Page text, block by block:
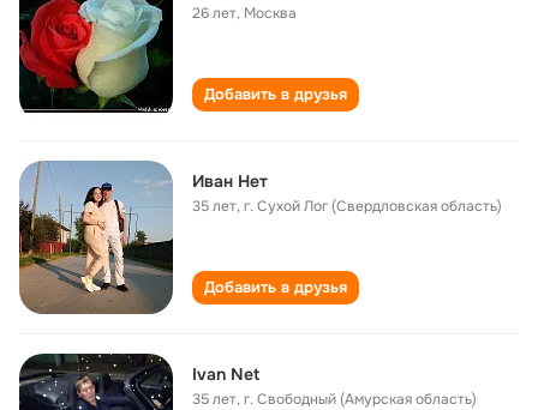
26 лет, Москва
Добавить в друзья
Иван Нет
35 лет,г. Сухой Лог (Свердловская область)
Добавить в друзья
Ivan Net
35 лет,г. Свободный (Амурская область)